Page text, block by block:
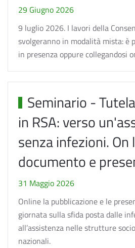
29 Giugno 2026
9 luglio 2026. I lavori della
svolgeranno in modalità mista: è
in presenza oppure collegandosi
Seminario -
in RSA: verso
senza infezioni. On
documento e
31 Maggio 2026
Online la pubblicazione e le
giornata sulla sfida posta dalle
all’assistenza nelle strutture
nazionali.